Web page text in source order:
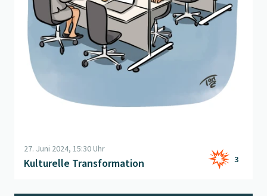
27. Juni 2024, 15:30 Uhr
Kulturelle Transformation 3